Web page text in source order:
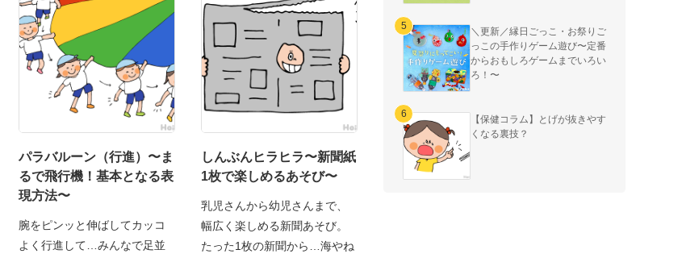
パラバルーン（行進）〜ま
るで飛行機！基本となる表
現方法〜
腕をピンッと伸ばしてカッコ
よく行進して…みんなで足並
しんぶんヒラヒラ〜新聞紙
1枚で楽しめるあそび〜
乳児さんから幼児さんまで、
幅広く楽しめる新聞あそび。
たった1枚の新聞から…海やね
＼更新／縁日ごっこ・お祭りご
っこの手作りゲーム遊び〜定番
からおもしろゲームまでいろい
ろ！〜
【保健コラム】とげが抜きやす
くなる裏技？